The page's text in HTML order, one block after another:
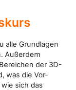
alle Grundlagen
Außerdem
der 3D-
was die Vor-
sich das